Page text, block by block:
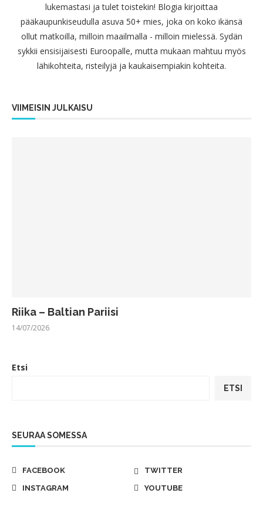
lukemastasi ja tulet toistekin! Blogia kirjoittaa
pääkaupunkiseudulla asuva 50+ mies, joka on koko ikänsä
ollut matkoilla, milloin maailmalla - milloin mielessä. Sydän
sykkii ensisijaisesti Euroopalle, mutta mukaan mahtuu myös
lähikohteita, risteilyjä ja kaukaisempiakin kohteita.
VIIMEISIN JULKAISU
Riika – Baltian Pariisi
14/07/2026
Etsi
ETSI
SEURAA SOMESSA
FACEBOOK
TWITTER
INSTAGRAM
YOUTUBE